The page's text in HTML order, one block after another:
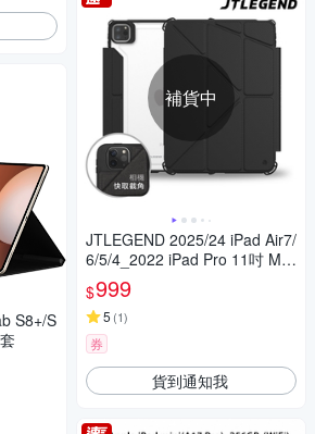
S8+/S
補貨中
JTLEGEND 2025/24 iPad Air7/
6/5/4_2022 iPad Pro 11吋 Mig
hty Transformer可拆面蓋防摔
皮套(含筆槽+磁扣)
$999
5 (1)
券
貨到通知我